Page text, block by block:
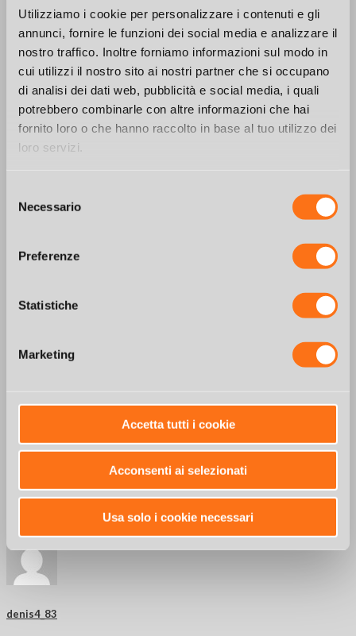
Utilizziamo i cookie per personalizzare i contenuti e gli
annunci, fornire le funzioni dei social media e analizzare il
nostro traffico. Inoltre forniamo informazioni sul modo in
cui utilizzi il nostro sito ai nostri partner che si occupano
di analisi dei dati web, pubblicità e social media, i quali
potrebbero combinarle con altre informazioni che hai
fornito loro o che hanno raccolto in base al tuo utilizzo dei
loro servizi.
delNecessario
Preferenze
Statistiche
Marketing
Accetta tutti i cookie
Acconsenti ai selezionati
Usa solo i cookie necessari
Categories
Tags
denis4_83